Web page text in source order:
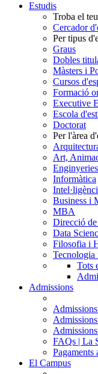
Estudis
Troba el
Cercador
Per tipus
Graus
Dobles
Màsters i
Cursos
Formació
Executive
Escola
Doctorat
Per l'àrea
Art,
Informàtica
Business i
MBA
Direcció de
Data
Filosofia i
Tecnologia
Tots
Admissions
FAQs | La
El Campus